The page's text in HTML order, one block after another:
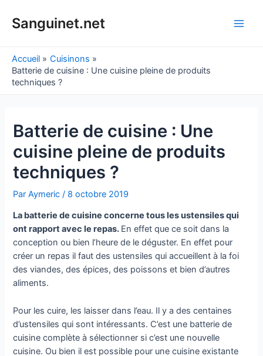
Sanguinet.net
Accueil
Cuisinons
Batterie de cuisine : Une cuisine pleine de produits
techniques ?
Batterie de cuisine : Une
cuisine pleine de produits
techniques ?
ParAymeric/ 8 octobre 2019
La batterie de cuisine concerne tous les ustensiles qui
ont rapport avec le repas. En effet que ce soit dans la
conception ou bien l’heure de le déguster. En effet pour
créer un repas il faut des ustensiles qui accueillent à la foi
des viandes, des épices, des poissons et bien d’autres
aliments.
Pour les cuire, les laisser dans l’eau. Il y a des centaines
d’ustensiles qui sont intéressants. C’est une batterie de
cuisine complète à sélectionner si c’est une nouvelle
cuisine. Ou bien il est possible pour une cuisine existante